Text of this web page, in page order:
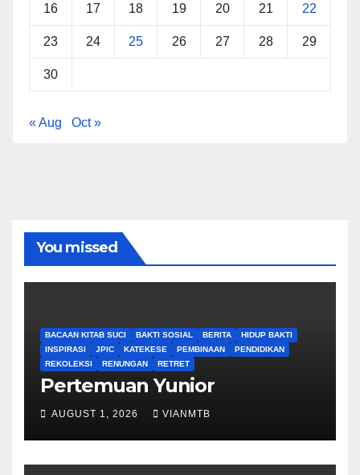
16 17 18 19 20 21 22
23 24 25 26 27 28 29
30
« Aug Oct »
You missed
BACAAN KITAB SUCI BAKTI SOSIAL BERITA
HIDUP BAKTI
INSPIRASI
JPIC KATEKESE PEMBINAAN
PENDIDIKAN
REKOLEKSI
RENUNGAN RETRET
Pertemuan Yunior
AUGUST 1, 2026 VIANMTB